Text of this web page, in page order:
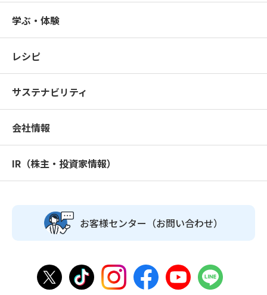
学ぶ・体験
レシピ
サステナビリティ
会社情報
IR（株主・投資家情報）
お客様センター （お問い合わせ）